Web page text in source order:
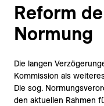
Reform
Normung
Die langen
Kommission als
Die sog.
den aktuellen Rahmen